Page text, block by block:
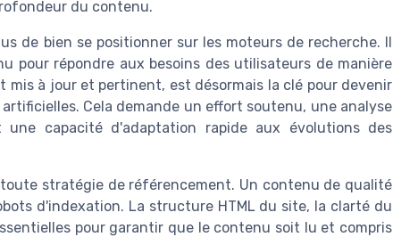
du contenu.
de bien se positionner sur les moteurs de recherche. Il
pour répondre aux besoins des utilisateurs de manière
à jour et pertinent, est désormais la clé pour devenir
Cela demande un effort soutenu, une analyse
capacité d'adaptation rapide aux évolutions des
stratégie de référencement. Un contenu de qualité
d'indexation. La structure HTML du site, la clarté du
pour garantir que le contenu soit lu et compris